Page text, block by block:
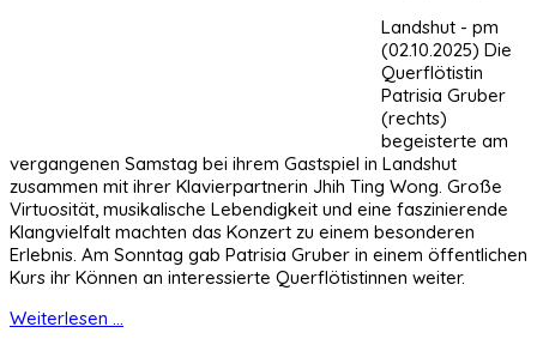
Landshut - pm
(02.10.2025) Die
Querflötistin
Patrisia Gruber
(rechts)
begeisterte am
vergangenen Samstag bei ihrem Gastspiel in Landshut
zusammen mit ihrer Klavierpartnerin Jhih Ting Wong. Große
Virtuosität, musikalische Lebendigkeit und eine faszinierende
Klangvielfalt machten das Konzert zu einem besonderen
Erlebnis. Am Sonntag gab Patrisia Gruber in einem öffentlichen
Kurs ihr Können an interessierte Querflötistinnen weiter.
Weiterlesen ...